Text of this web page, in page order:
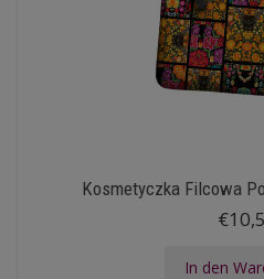
Kosmetyczka Filcowa
In den